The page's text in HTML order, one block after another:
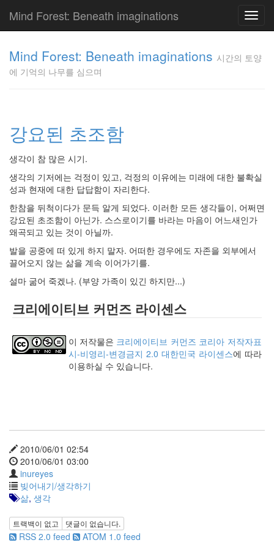
Mind Forest: Beneath imaginations
Mind Forest: Beneath imaginations 시간의 토양
에 기억의 나무를 심으며
강요된 초조함
생각이 참 많은 시기.
생각의 기저에는 걱정이 있고, 걱정의 이유에는 미래에 대한 불확실
성과 현재에 대한 답답함이 자리한다.
한참을 뒤척이다가 문득 알게 되었다. 이러한 모든 생각들이, 어쩌면
강요된 초조함이 아닌가. 스스로이기를 바라는 마음이 어느새인가
왜곡되고 있는 것이 아닐까.
발을 공중에 떠 있게 하지 말자. 어떠한 경우에도 자존을 외부에서
끌어오지 않는 삶을 계속 이어가기를.
설마 굶어 죽겠나. (부양 가족이 있긴 하지만...)
크리에이티브 커먼즈 라이센스
이 저작물은 크리에이티브 커먼즈 코리아 저작자표
시-비영리-변경금지 2.0 대한민국 라이센스에 따라
이용하실 수 있습니다.
2010/06/01 02:54
2010/06/01 03:00
inureyes
빚어내기/생각하기
삶, 생각
트랙백이 없고 댓글이 없습니다.
RSS 2.0 feed ATOM 1.0 feed
이
의
글
러
스
단
상
덕
질
의
끝
[영
화]
인
이
드
웃
LG
부
효
몇
가
지
계
획
(1)
CODE